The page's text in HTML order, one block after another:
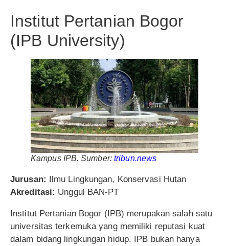
Institut Pertanian Bogor
(IPB University)
Kampus IPB. Sumber:tribun.news
Jurusan: Ilmu Lingkungan, Konservasi Hutan
Akreditasi: Unggul BAN-PT
Institut Pertanian Bogor (IPB) merupakan salah satu
universitas terkemuka yang memiliki reputasi kuat
dalam bidang lingkungan hidup. IPB bukan hanya